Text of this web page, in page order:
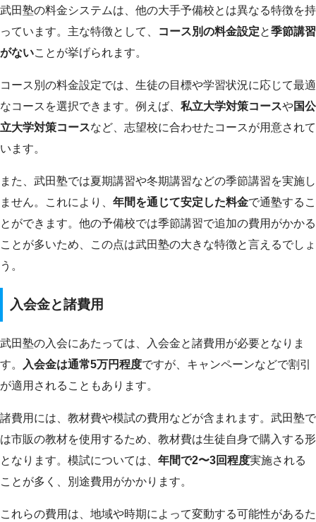
武田塾の料金システムは、他の大手予備校とは異なる特徴を持
っています。主な特徴として、
コース別の料金設定と季節講習
がないことが挙げられます。
コース別の料金設定では、生徒の目標や学習状況に応じて最適
なコースを選択できます。例えば、 私立大学対策コースや国公
立大学対策コースなど、志望校に合わせたコースが用意されて
います。
また、武田塾では夏期講習や冬期講習などの季節講習を実施し
ません。これにより、 年間を通じて安定した料金で通塾するこ
とができます。他の予備校では季節講習で追加の費用がかかる
ことが多いため、この点は武田塾の大きな特徴と言えるでしょ
う。
入会金と諸費用
武田塾の入会にあたっては、入会金と諸費用が必要となりま
す。
入会金は通常5万円程度ですが、キャンペーンなどで割引
が適用されることもあります。
諸費用には、教材費や模試の費用などが含まれます。武田塾で
は市販の教材を使用するため、教材費は生徒自身で購入する形
となります。模試については、 年間で2〜3回程度実施される
ことが多く、別途費用がかかります。
これらの費用は、地域や時期によって変動する可能性があるた